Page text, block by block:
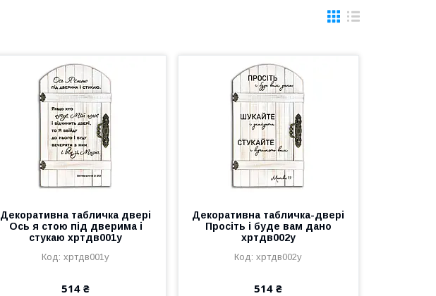
Декоративна табличка двері
Ось я стою під дверима і
стукаю хртдв001у
хртдв001у
514 ₴
Декоративна табличка-двері
Просіть і буде вам дано
хртдв002у
хртдв002у
514 ₴